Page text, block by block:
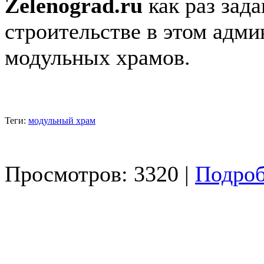
Zelenograd.ru как раз
строительстве в этом
модульных храмов.
Теги: модульный храм
Просмотров: 3320 |